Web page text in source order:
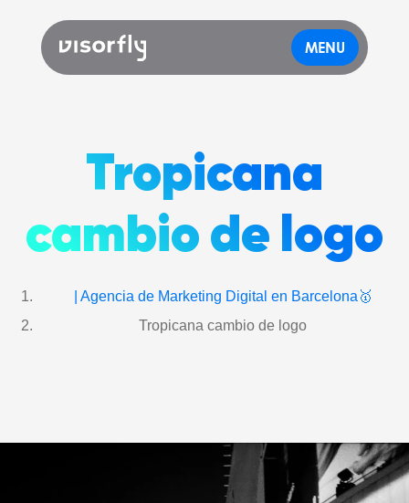
MENU
Tropicana
cambio de logo
| Agencia de Marketing Digital en Barcelona🥇
Tropicana cambio de logo